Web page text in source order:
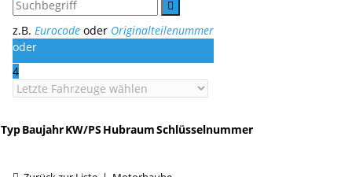
z.B. Eurocode oder Originalteilenummer
oder
4
TypBaujahrKW/PS HubraumSchlüsselnummer